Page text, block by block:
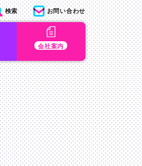
会社案内
検索 お問い合わせ